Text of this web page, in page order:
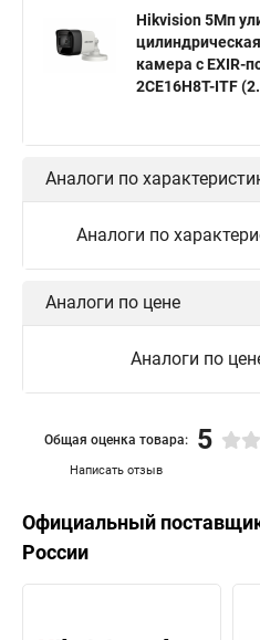
Hikvision 5Мп
камера с EXIR-
2CE16H8T-ITF
Аналоги по
Аналоги по
Аналоги по цене
Аналоги по
Написать отзыв
Общая оценка товара: 5
Официальный
России